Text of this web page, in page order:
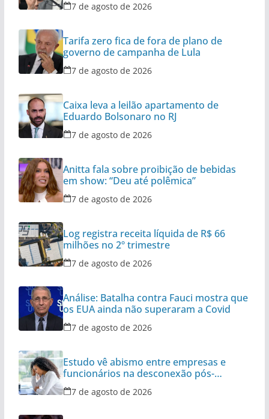
7 de agosto de 2026
Tarifa zero fica de fora de plano de
governo de campanha de Lula
7 de agosto de 2026
Caixa leva a leilão apartamento de
Eduardo Bolsonaro no RJ
7 de agosto de 2026
Anitta fala sobre proibição de bebidas
em show: “Deu até polêmica”
7 de agosto de 2026
Log registra receita líquida de R$ 66
milhões no 2º trimestre
7 de agosto de 2026
Análise: Batalha contra Fauci mostra que
os EUA ainda não superaram a Covid
7 de agosto de 2026
Estudo vê abismo entre empresas e
funcionários na desconexão pós-
expediente
7 de agosto de 2026